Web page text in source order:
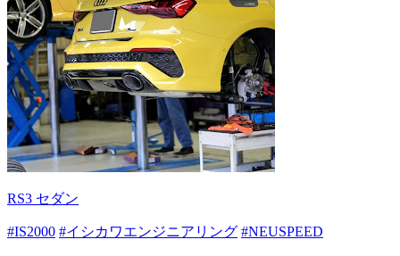
RS3 セダン
#IS2000 #イシカワエンジニアリング #NEUSPEED